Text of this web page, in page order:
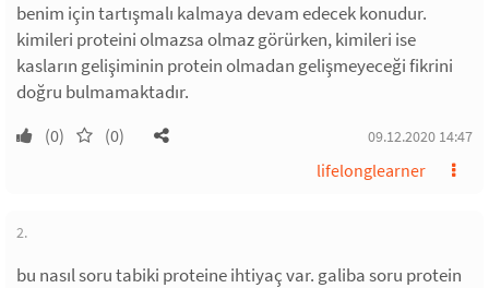
benim için tartışmalı kalmaya devam edecek konudur.
kimileri proteini olmazsa olmaz görürken, kimileri ise
kasların gelişiminin protein olmadan gelişmeyeceği fikrini
doğru bulmamaktadır.
(0) (0) 09.12.2020 14:47
lifelonglearner
2.
bu nasıl soru tabiki proteine ihtiyaç var. galiba soru protein